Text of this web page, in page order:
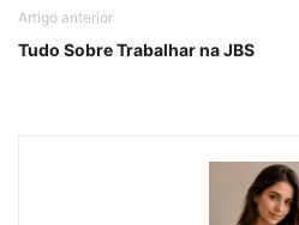
Artigo anterior
Tudo Sobre Trabalhar na JBS